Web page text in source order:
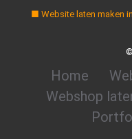
■ Website laten maken
Home
Webshop